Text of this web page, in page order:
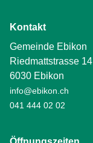
Kontakt
Gemeinde Ebikon
Riedmattstrasse 14
6030 Ebikon
info@ebikon.ch
041 444 02 02